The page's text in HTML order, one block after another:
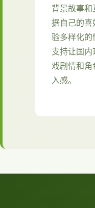
背景故事
据自己的
验多样化
支持让国
戏剧情和
入感。